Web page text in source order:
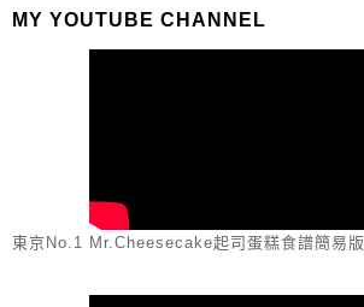
MY YOUTUBE CHANNEL
東京No.1 Mr.Cheesecake起司蛋糕食譜簡易版